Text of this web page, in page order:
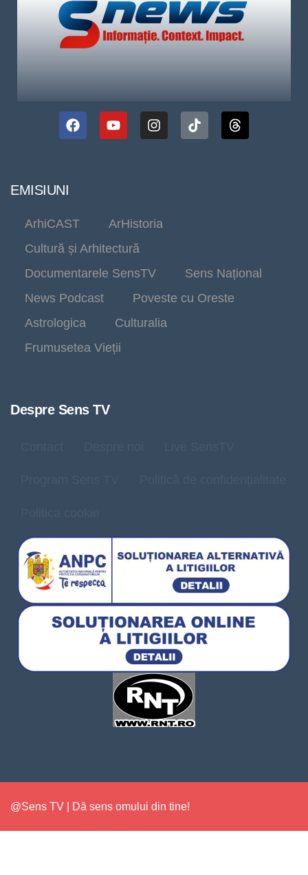
EMISIUNI
ArhiCAST
ArHistoria
Cultură și Arhitectură
Documentarele SensTV
Sens Național
News Podcast
Poveste cu Oreste
Astrologica
Culturalia
Frumusetea Vieții
Despre Sens TV
@Sens TV | Dă sens omului din tine!